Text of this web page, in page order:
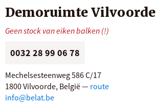
Demoruimte Vilvoorde
Geen stock van eiken balken (!)
0032 28 99 06 78
Mechelsesteenweg 586 C/17
1800 Vilvoorde, België — route
info@belat.be